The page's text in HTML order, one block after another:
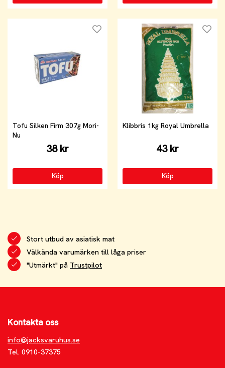
Tofu Silken Firm 307g Mori-
Nu
38 kr
Köp
Klibbris 1kg Royal Umbrella
43 kr
Köp
Stort utbud av asiatisk mat
Välkända varumärken till låga priser
"Utmärkt" på Trustpilot
Kontakta oss
info@jacksvaruhus.se
Tel. 0910-37375